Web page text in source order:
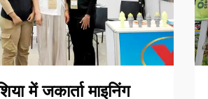
में जकार्ता माइनिंग